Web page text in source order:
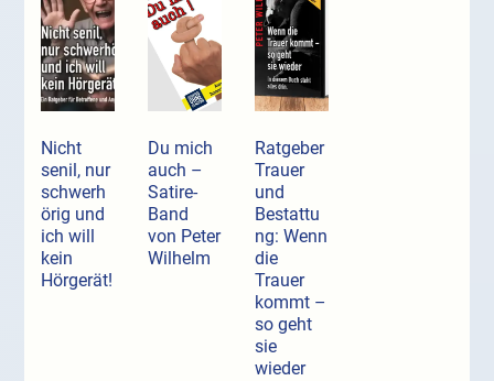
Nicht
senil, nur
schwerh
örig und
ich will
kein
Hörgerät!
Du mich
auch –
Satire-
Band
von Peter
Wilhelm
Ratgeber
Trauer
und
Bestattu
ng: Wenn
die
Trauer
kommt –
so geht
sie
wieder